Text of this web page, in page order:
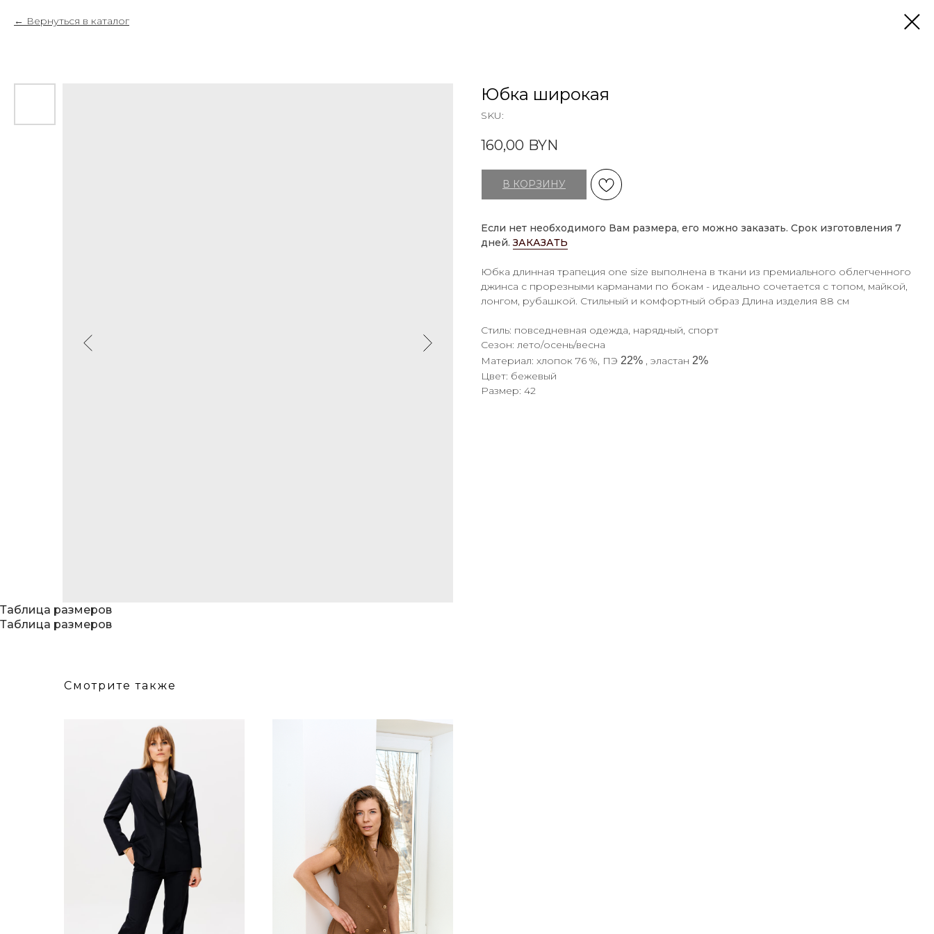
Вернуться в каталог
Юбка широкая
SKU:
160,00 BYN
В КОРЗИНУ
Если нет необходимого Вам размера, его можно заказать. Срок изготовления 7
дней.ЗАКАЗАТЬ
Юбка длинная трапеция one size выполнена в ткани из премиального облегченного
джинса с прорезными карманами по бокам - идеально сочетается с топом, майкой,
лонгом, рубашкой. Стильный и комфортный образ Длина изделия 88 см
Стиль: повседневная одежда, нарядный, спорт
Сезон: лето/осень/весна
Материал: хлопок 76 %, ПЭ 22% , эластан 2%
Цвет: бежевый
Размер: 42
Таблица размеров
Таблица размеров
Смотрите также